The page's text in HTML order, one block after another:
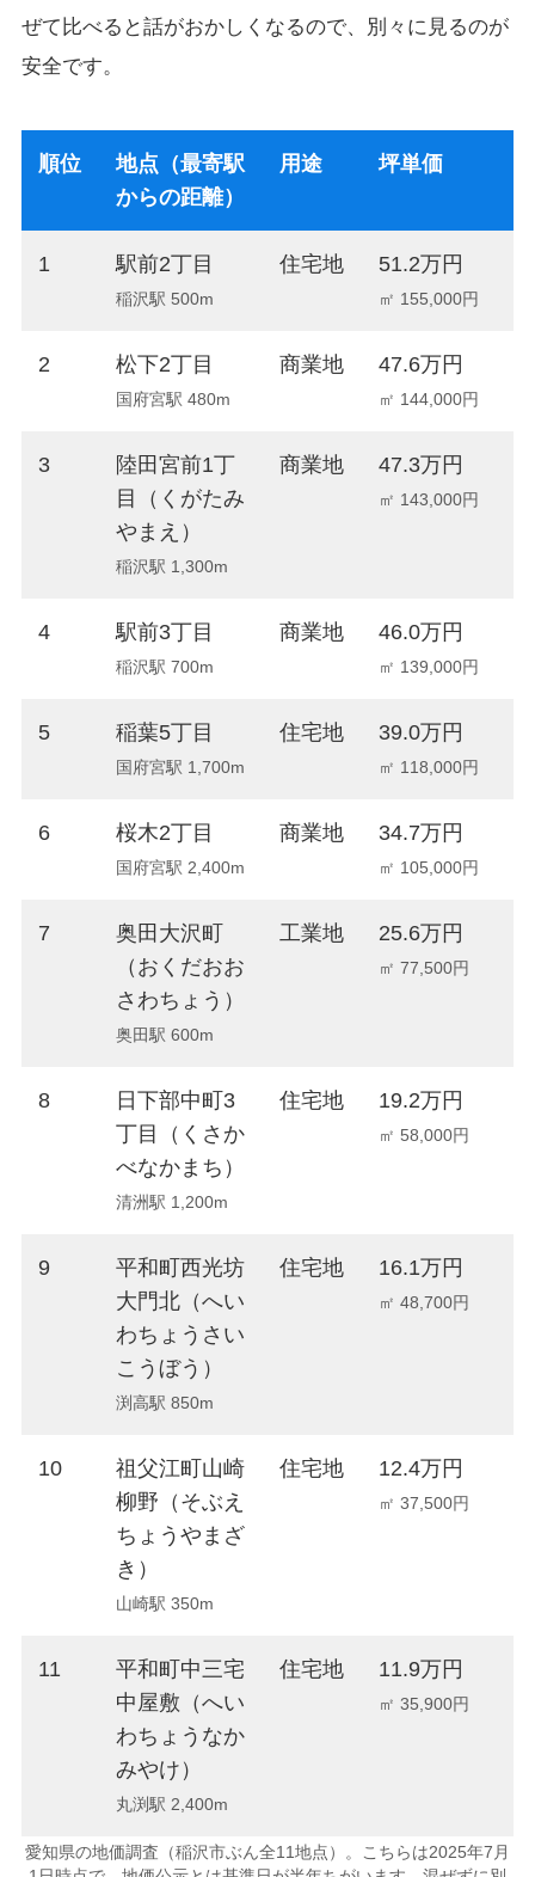
ぜて比べると話がおかしくなるので、別々に見るのが
安全です。
順位
地点（最寄駅
からの距離）
用途 坪単価
1 駅前2丁目
稲沢駅 500m
住宅地 51.2万円
㎡ 155,000円
2 松下2丁目
国府宮駅 480m
商業地 47.6万円
㎡ 144,000円
3
陸田宮前1丁
目（くがたみ
やまえ）
稲沢駅 1,300m
商業地 47.3万円
㎡ 143,000円
4 駅前3丁目
稲沢駅 700m
商業地 46.0万円
㎡ 139,000円
5 稲葉5丁目
国府宮駅 1,700m
住宅地 39.0万円
㎡ 118,000円
6 桜木2丁目
国府宮駅 2,400m
商業地 34.7万円
㎡ 105,000円
7
奥田大沢町
（おくだおお
さわちょう）
奥田駅 600m
工業地 25.6万円
㎡ 77,500円
8
日下部中町3
丁目（くさか
べなかまち）
清洲駅 1,200m
住宅地 19.2万円
㎡ 58,000円
9
平和町西光坊
大門北（へい
わちょうさい
こうぼう）
渕高駅 850m
住宅地 16.1万円
㎡ 48,700円
10
祖父江町山崎
柳野（そぶえ
ちょうやまざ
き）
山崎駅 350m
住宅地 12.4万円
㎡ 37,500円
11
平和町中三宅
中屋敷（へい
わちょうなか
みやけ）
丸渕駅 2,400m
住宅地 11.9万円
㎡ 35,900円
愛知県の地価調査（稲沢市ぶん全11地点）。こちらは2025年7月